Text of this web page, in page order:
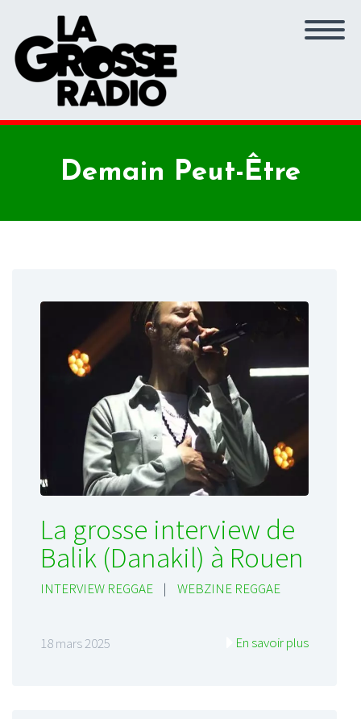
Demain Peut-Être
La grosse interview de
Balik (Danakil) à Rouen
INTERVIEW REGGAE | WEBZINE REGGAE
18 mars 2025 En savoir plus